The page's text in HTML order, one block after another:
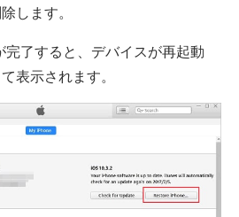
します。
完了すると、デバイスが再起動
表示されます。